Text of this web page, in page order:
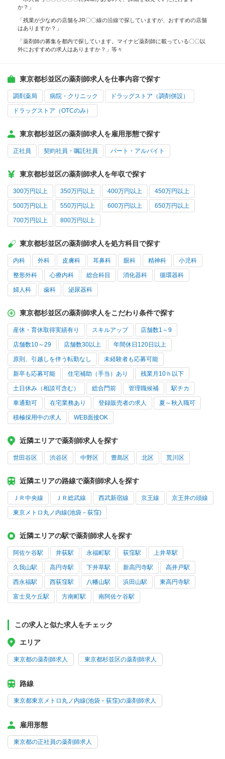
か？」
「残業が少なめの店舗をJR〇〇線の沿線で探していますが、おすすめの店舗
はありますか？」
「薬剤師の募集を都内で探しています。マイナビ薬剤師に載っている〇〇以
外におすすめの求人はありますか？」等々
東京都杉並区の薬剤師求人を仕事内容で探す
調剤薬局 病院・クリニック ドラッグストア（調剤併設）
ドラッグストア（OTCのみ）
東京都杉並区の薬剤師求人を雇用形態で探す
正社員 契約社員・嘱託社員 パート・アルバイト
東京都杉並区の薬剤師求人を年収で探す
300万円以上 350万円以上 400万円以上 450万円以上
500万円以上 550万円以上 600万円以上 650万円以上
700万円以上 800万円以上
東京都杉並区の薬剤師求人を処方科目で探す
内科 外科 皮膚科 耳鼻科 眼科 精神科 小児科
整形外科 心療内科 総合科目 消化器科 循環器科
婦人科 歯科 泌尿器科
東京都杉並区の薬剤師求人をこだわり条件で探す
産休・育休取得実績有り スキルアップ 店舗数1～9
店舗数10～29 店舗数30以上 年間休日120日以上
原則、引越しを伴う転勤なし 未経験者も応募可能
新卒も応募可能 住宅補助（手当）あり 残業月10ｈ以下
土日休み（相談可含む） 総合門前 管理職候補 駅チカ
車通勤可 在宅業務あり 登録販売者の求人 夏～秋入職可
積極採用中の求人 WEB面接OK
近隣エリアで薬剤師求人を探す
世田谷区 渋谷区 中野区 豊島区 北区 荒川区
近隣エリアの路線で薬剤師求人を探す
ＪＲ中央線 ＪＲ総武線 西武新宿線 京王線 京王井の頭線
東京メトロ丸ノ内線(池袋－荻窪)
近隣エリアの駅で薬剤師求人を探す
阿佐ケ谷駅 井荻駅 永福町駅 荻窪駅 上井草駅
久我山駅 高円寺駅 下井草駅 新高円寺駅 高井戸駅
西永福駅 西荻窪駅 八幡山駅 浜田山駅 東高円寺駅
富士見ケ丘駅 方南町駅 南阿佐ケ谷駅
この求人と似た求人をチェック
エリア
東京都の薬剤師求人 東京都杉並区の薬剤師求人
路線
東京都東京メトロ丸ノ内線(池袋－荻窪)の薬剤師求人
雇用形態
東京都の正社員の薬剤師求人